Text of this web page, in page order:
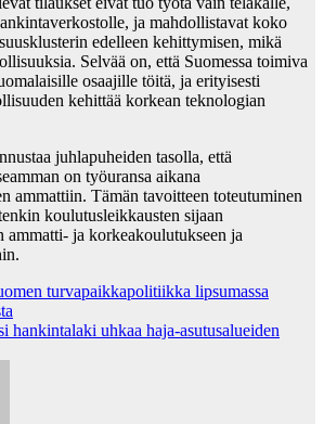
ja mahdollistavat koko
edelleen kehittymisen, mikä
Selvää on, että Suomessa toimiva
osaajille töitä, ja erityisesti
kehittää korkean teknologian
juhlapuheiden tasolla, että
on työuransa aikana
ammattiin. Tämän tavoitteen toteutuminen
koulutusleikkausten sijaan
ammatti- ja korkeakoulutukseen ja
turvapaikkapolitiikka lipsumassa
hankintalaki uhkaa haja-asutusalueiden